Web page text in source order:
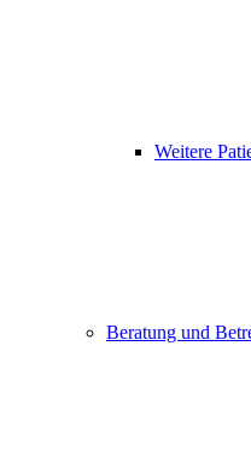
Weitere
Beratung und